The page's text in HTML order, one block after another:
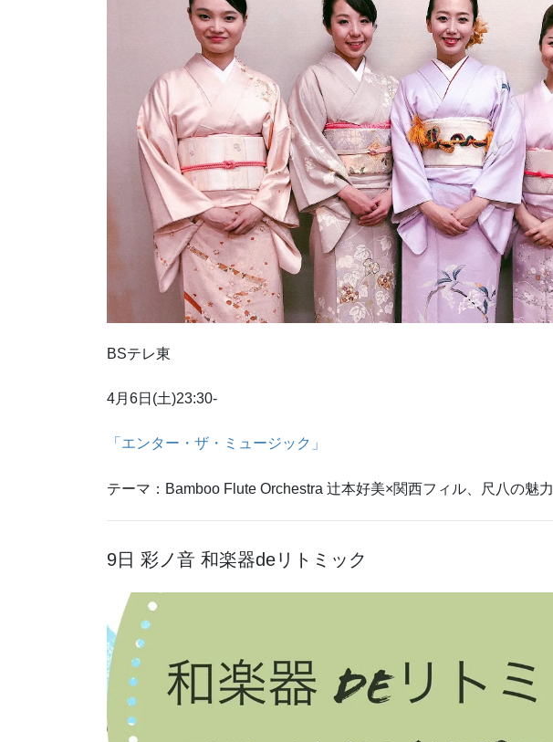
BSテレ東
4月6日(土)23:30-
「エンター・ザ・ミュージック」
テーマ：Bamboo Flute Orchestra 辻本好美×関西フィル、尺八の魅力
9日 彩ノ音 和楽器deリトミック